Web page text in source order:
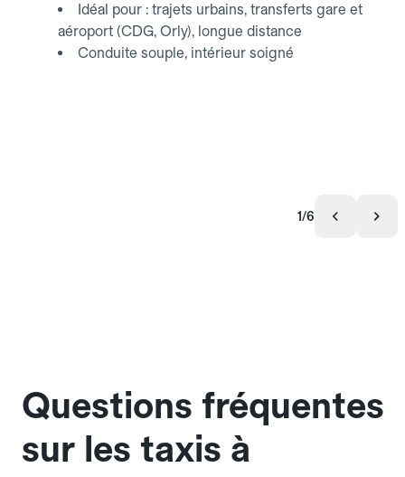
Idéal pour : trajets urbains, transferts gare et
aéroport (CDG, Orly), longue distance
Conduite souple, intérieur soigné
1/6
Questions fréquentes
sur les taxis à